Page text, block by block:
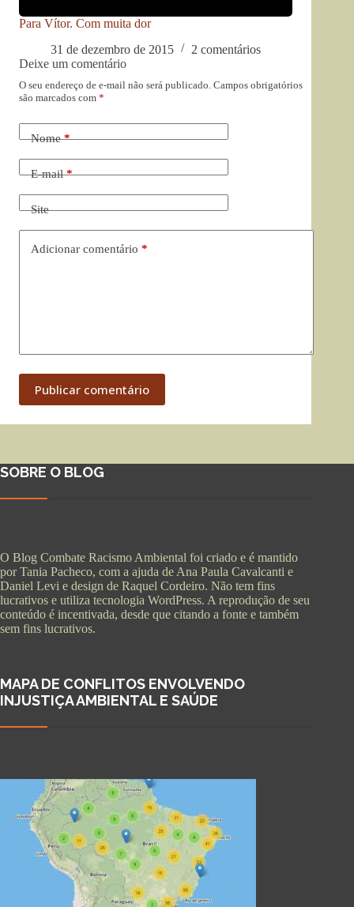
Para Vítor. Com muita dor
31 de dezembro de 2015
2 comentários
Deixe um comentário
O seu endereço de e-mail não será publicado. Campos obrigatórios
são marcados com *
Nome*
E-mail*
Site
Adicionar comentário *
Publicar comentário
SOBRE O BLOG
O Blog Combate Racismo Ambiental foi criado e é mantido
por Tania Pacheco, com a ajuda de Ana Paula Cavalcanti e
Daniel Levi e design de Raquel Cordeiro. Não tem fins
lucrativos e utiliza tecnologia WordPress. A reprodução de seu
conteúdo é incentivada, desde que citando a fonte e também
sem fins lucrativos.
MAPA DE CONFLITOS ENVOLVENDO
INJUSTIÇA AMBIENTAL E SAÚDE